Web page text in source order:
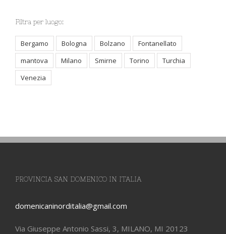
Filtra per luogo:
Bergamo Bologna Bolzano
Fontanellato
mantova
Milano Smirne Torino
Turchia
Venezia
PROVINCIA SAN DOMENICO IN ITALIA
domenicaninorditalia@gmail.com
Via Giuseppe Antonio Sassi, 3, MILANO, MI 20123